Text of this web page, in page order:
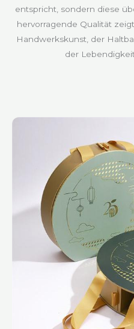
entspricht, sondern diese
hervorragende Qualität
Handwerkskunst, der
der